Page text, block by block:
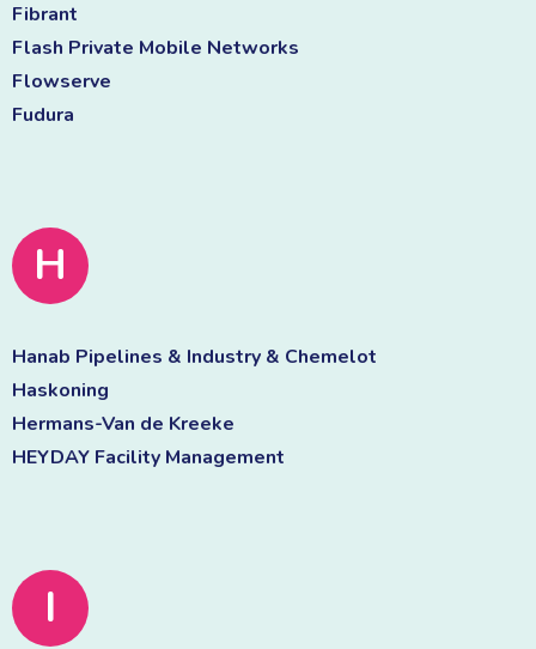
Fibrant
Flash Private Mobile Networks
Flowserve
Fudura
H
Hanab Pipelines & Industry & Chemelot
Haskoning
Hermans-Van de Kreeke
HEYDAY Facility Management
I